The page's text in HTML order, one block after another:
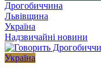
Дрогобиччина
Львівщина
Україна
Надзвичайні новини
Україна